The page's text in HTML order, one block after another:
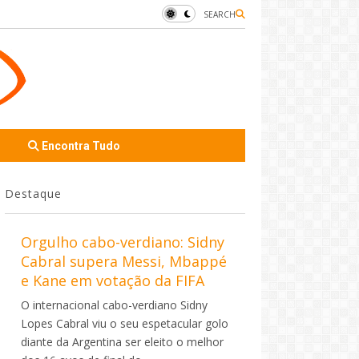
SEARCH
Encontra Tudo
Destaque
Orgulho cabo-verdiano: Sidny
Cabral supera Messi, Mbappé
e Kane em votação da FIFA
O internacional cabo-verdiano Sidny
Lopes Cabral viu o seu espetacular golo
diante da Argentina ser eleito o melhor